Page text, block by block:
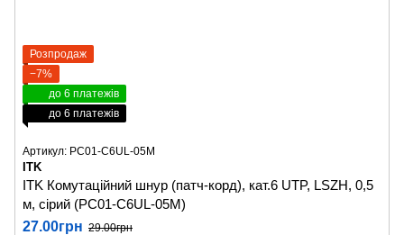
Розпродаж
−7%
до 6 платежів
до 6 платежів
Артикул: PC01-C6UL-05M
ITK
ITK Комутаційний шнур (патч-корд), кат.6 UTP, LSZH, 0,5
м, сірий (PC01-C6UL-05M)
27.00грн 29.00грн